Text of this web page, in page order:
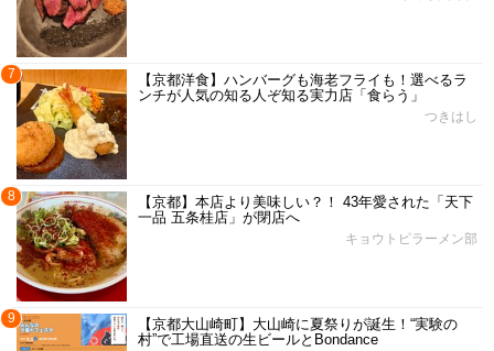
7
【京都洋食】ハンバーグも海老フライも！選べるラ
ンチが人気の知る人ぞ知る実力店「食らう」
つきはし
8
【京都】本店より美味しい？！ 43年愛された「天下
一品 五条桂店」が閉店へ
キョウトピラーメン部
9
【京都大山崎町】大山崎に夏祭りが誕生！“実験の
村”で工場直送の生ビールとBondance